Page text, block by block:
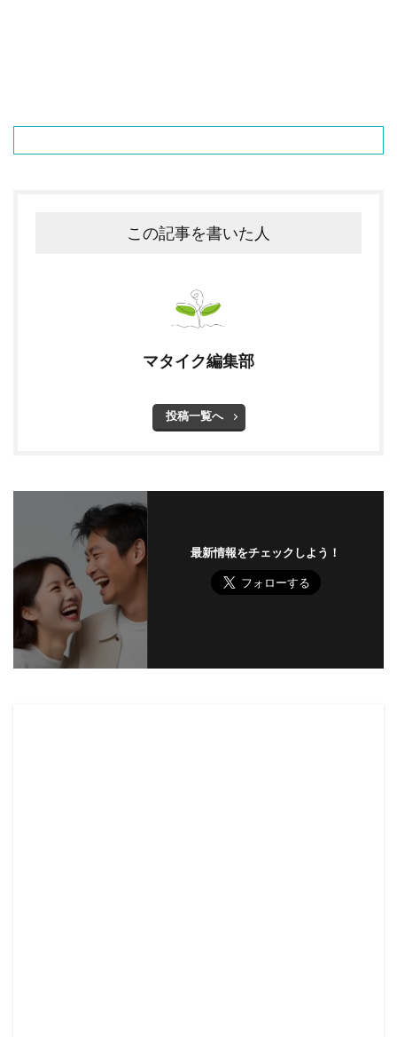
この記事を書いた人
マタイク編集部
投稿一覧へ
最新情報をチェックしよう！